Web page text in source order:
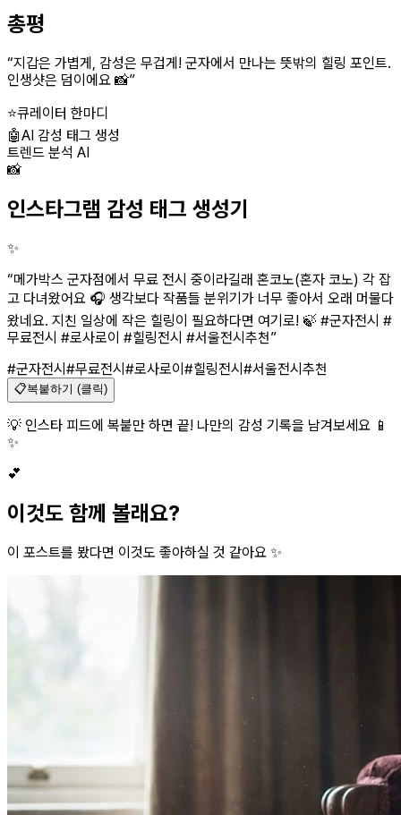
총평
“지갑은 가볍게, 감성은 무겁게! 군자에서 만나는 뜻밖의 힐링 포인트.
인생샷은 덤이에요 📸”
⭐큐레이터 한마디
🤖AI 감성 태그 생성
트렌드 분석 AI
📸
인스타그램 감성 태그 생성기
✨
“메가박스 군자점에서 무료 전시 중이라길래 혼코노(혼자 코노) 각 잡
고 다녀왔어요 🎧 생각보다 작품들 분위기가 너무 좋아서 오래 머물다
왔네요. 지친 일상에 작은 힐링이 필요하다면 여기로! 🍃 #군자전시 #
무료전시 #로사로이 #힐링전시 #서울전시추천”
#군자전시 #무료전시 #로사로이 #힐링전시 #서울전시추천
📋복붙하기 (클릭)
💡 인스타 피드에 복붙만 하면 끝! 나만의 감성 기록을 남겨보세요 📱
✨
💕
이것도 함께 볼래요?
이 포스트를 봤다면 이것도 좋아하실 것 같아요 ✨